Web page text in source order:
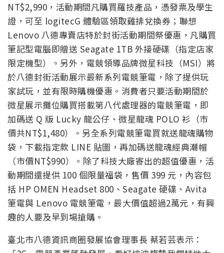
NT$2,990，活動期間凡購買羅技產品，憑發票及學生
證，可至 logitecG 體驗區領取雞排兌換券；聯想
Lenovo 八德專賣店特於封街活動期間祭優惠，凡購買
筆記型電腦即贈送 Seagate 1TB 外接硬碟（指定店家
限定機型）。另外，電競領導品牌微星科技（MSI）將
於八德封街活動展示最新系列電競筆電，除了提供玩
家試玩，並有限時購機優惠。消費者只要活動期間於
微星展示攤位購買搭載第八代處理器的電競筆電，即
加碼送 Q 版 Lucky 龍公仔、微星龍魂 POLO 衫（市
價共NT$1,480）。另全系列電競筆電買就送龍魂購物
袋，下載指定款 LINE 貼圖，再加碼送龍魂經典潮帽
（市價NT$990）。除了科技大廠寄出的超值優惠，活
動期間還提供 100 個限量福袋，售價 399 元，內容包
括 HP OMEN Headset 800、Seagate 硬碟、Avita
筆電與 Lenovo 電競筆電，最大價值超過2萬元，有興
趣的人要及早到場搶購。
臺北市八德資訊商圈發展協會理事長 蔡若芸表示：